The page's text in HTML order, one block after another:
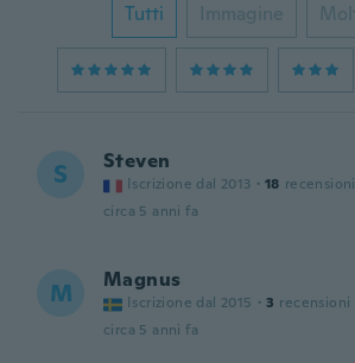
Tutti Immagine
S Steven
Iscrizione dal 2013 · 18 recensioni
circa 5 anni fa
M Magnus
Iscrizione dal 2015 · 3 recensioni
circa 5 anni fa